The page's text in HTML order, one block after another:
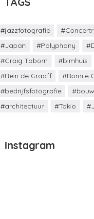
#jazzfotografie
#Japan
#Polyphony
#Craig Taborn
#bimhuis
#Rein de Graaff
#Ronnie
#bedrijfsfotografie
#architectuur
#Tokio
Instagram